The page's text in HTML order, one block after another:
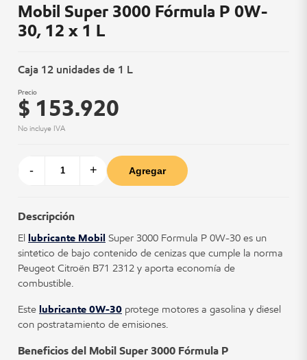
Mobil Super 3000 Fórmula P 0W-
30, 12 x 1 L
Caja 12 unidades de 1 L
Precio
$ 153.920
No incluye IVA
- + Agregar
Descripción
El lubricante Mobil Super 3000 Fórmula P 0W-30 es un
sintético de bajo contenido de cenizas que cumple la norma
Peugeot Citroën B71 2312 y aporta economía de
combustible.
Este lubricante 0W-30 protege motores a gasolina y diésel
con postratamiento de emisiones.
Beneficios del Mobil Super 3000 Fórmula P